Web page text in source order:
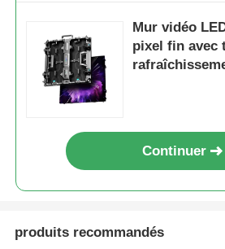
Mur vidéo
pixel fin avec
Continuer
produits recommandés